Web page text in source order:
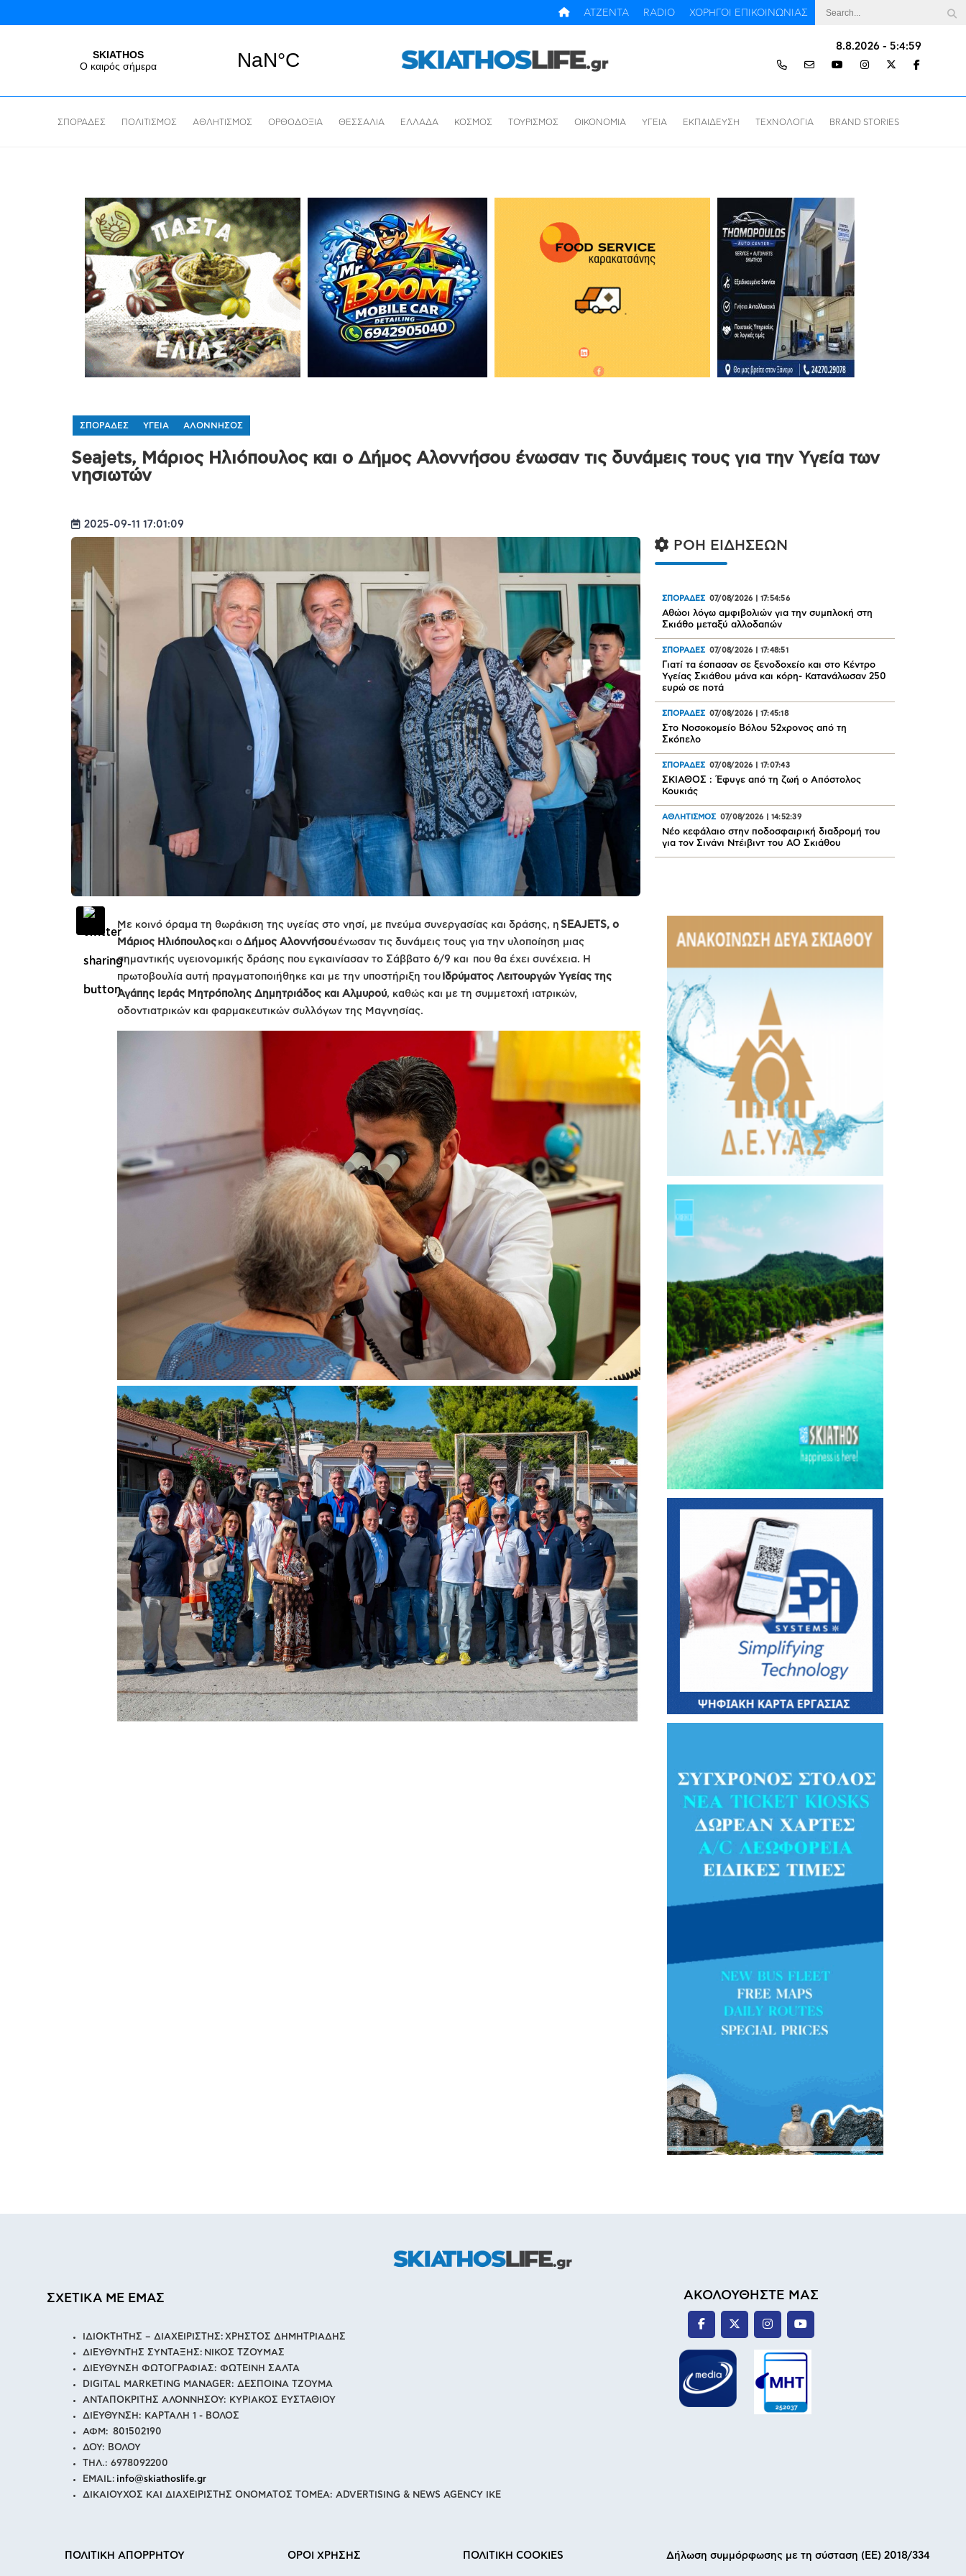
ΧΟΡΗΓΟΙ ΕΠΙΚΟΙΝΩΝΙΑΣ
RADIO
ΑΤΖΕΝΤΑ
8.8.2026 - 5:5:1
ΣΠΟΡΑΔΕΣ ΠΟΛΙΤΙΣΜΟΣ ΑΘΛΗΤΙΣΜΟΣ ΟΡΘΟΔΟΞΙΑ ΘΕΣΣΑΛΙΑ ΕΛΛΑΔΑ ΚΟΣΜΟΣ ΤΟΥΡΙΣΜΟΣ ΟΙΚΟΝΟΜΙΑ ΥΓΕΙΑ ΕΚΠΑΙΔΕΥΣΗ ΤΕΧΝΟΛΟΓΙΑ BRAND STORIES
ΣΠΟΡΑΔΕΣ ΥΓΕΙΑ ΑΛΟΝΝΗΣΟΣ
Seajets, Μάριος Ηλιόπουλος και ο Δήμος Αλοννήσου ένωσαν τις δυνάμεις τους για την Υγεία των
νησιωτών
2025-09-11 17:01:09
Με κοινό όραμα τη θωράκιση της υγείας στο νησί, με πνεύμα συνεργασίας και δράσης, η SEAJETS, ο
Μάριος Ηλιόπουλοςκαι οΔήμος Αλοννήσουένωσαν τις δυνάμεις τους για την υλοποίηση μιας
σημαντικής υγειονομικής δράσης που εγκαινίασαν το Σάββατο 6/9 και που θα έχει συνέχεια. Η
πρωτοβουλία αυτή πραγματοποιήθηκε και με την υποστήριξη του Ιδρύματος Λειτουργών Υγείας της
Αγάπης Ιεράς Μητρόπολης Δημητριάδος και Αλμυρού, καθώς και με τη συμμετοχή ιατρικών,
οδοντιατρικών και φαρμακευτικών συλλόγων της Μαγνησίας.
ΡΟΗ ΕΙΔΗΣΕΩΝ
ΣΠΟΡΑΔΕΣ 07/08/2026 17:54:56
Αθώοι λόγω αμφιβολιών για την συμπλοκή στη
Σκιάθο μεταξύ αλλοδαπών
ΣΠΟΡΑΔΕΣ 07/08/2026 17:48:51
Γιατί τα έσπασαν σε ξενοδοχείο και στο Κέντρο
Υγείας Σκιάθου μάνα και κόρη- Κατανάλωσαν 250
ευρώ σε ποτά
ΣΠΟΡΑΔΕΣ 07/08/2026 17:45:18
Στο Νοσοκομείο Βόλου 52χρονος από τη
Σκόπελο
ΣΠΟΡΑΔΕΣ 07/08/2026 17:07:43
ΣΚΙΑΘΟΣ : Έφυγε από τη ζωή ο Απόστολος
Κουκιάς
ΑΘΛΗΤΙΣΜΟΣ 07/08/2026 14:52:39
Νέο κεφάλαιο στην ποδοσφαιρική διαδρομή του
για τον Σινάνι Ντέιβιντ του ΑΟ Σκιάθου
ΣΧΕΤΙΚΑ ΜΕ ΕΜΑΣ
ΙΔΙΟΚΤΗΤΗΣ – ΔΙΑΧΕΙΡΙΣΤΗΣ: ΧΡΗΣΤΟΣ ΔΗΜΗΤΡΙΑΔΗΣ
ΔΙΕΥΘΥΝΤΗΣ ΣΥΝΤΑΞΗΣ: ΝΙΚΟΣ ΤΖΟΥΜΑΣ
ΔΙΕΥΘΥΝΣΗ ΦΩΤΟΓΡΑΦΙΑΣ: ΦΩΤΕΙΝΗ ΣΑΛΤΑ
DIGITAL MARKETING MANAGER: ΔΕΣΠΟΙΝΑ ΤΖΟΥΜΑ
ΑΝΤΑΠΟΚΡΙΤΗΣ ΑΛΟΝΝΗΣΟΥ: ΚΥΡΙΑΚΟΣ ΕΥΣΤΑΘΙΟΥ
ΔΙΕΥΘΥΝΣΗ: ΚΑΡΤΑΛΗ 1 - ΒΟΛΟΣ
ΑΦΜ: 801502190
ΔΟΥ: ΒΟΛΟΥ
ΤΗΛ.: 6978092200
EMAIL: info@skiathoslife.gr
ΔΙΚΑΙΟΥΧΟΣ ΚΑΙ ΔΙΑΧΕΙΡΙΣΤΗΣ ΟΝΟΜΑΤΟΣ ΤΟΜΕΑ: ADVERTISING & NEWS AGENCY IKE
ΑΚΟΛΟΥΘΗΣΤΕ ΜΑΣ
ΠΟΛΙΤΙΚΗ ΑΠΟΡΡΗΤΟΥ ΟΡΟΙ ΧΡΗΣΗΣ ΠΟΛΙΤΙΚΗ COOKIES Δήλωση συμμόρφωσης με τη σύσταση (ΕΕ) 2018/334